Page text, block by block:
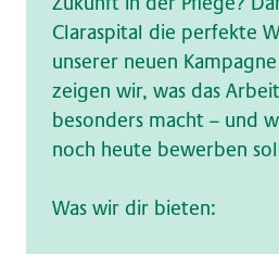
Claraspital die perfekte
unserer neuen
zeigen wir, was das
besonders macht – und
noch heute bewerben
Was wir dir bieten: